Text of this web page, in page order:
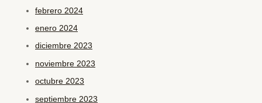
febrero 2024
enero 2024
diciembre 2023
noviembre 2023
octubre 2023
septiembre 2023